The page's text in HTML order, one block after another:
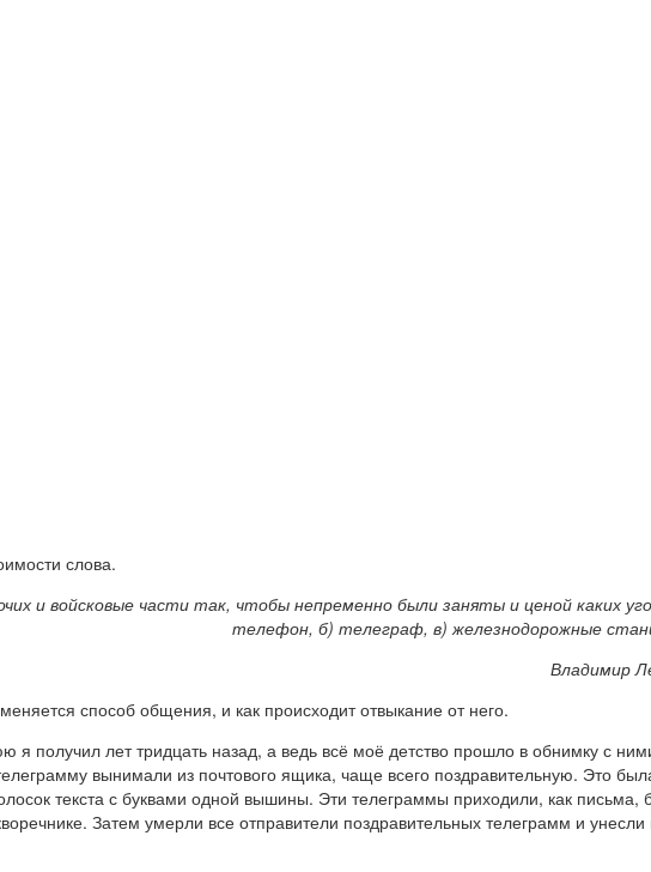
слова.
и войсковые части так, чтобы непременно были заняты и ценой каких
телефон, б) телеграф, в) железнодорожные
Владимир
способ общения, и как происходит отвыкание от него.
получил лет тридцать назад, а ведь всё моё детство прошло в обнимку с
вынимали из почтового ящика, чаще всего поздравительную. Это
текста с буквами одной вышины. Эти телеграммы приходили, как письма,
Затем умерли все отправители поздравительных телеграмм и